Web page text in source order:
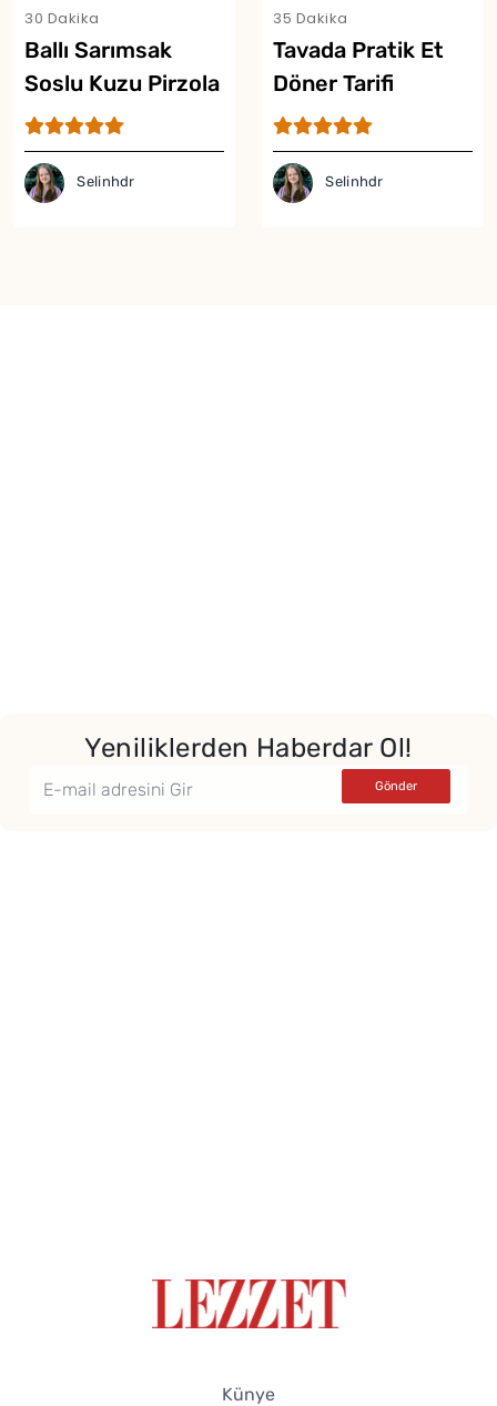
30 Dakika
Ballı Sarımsak
Soslu Kuzu Pirzola
Tarifi
Selinhdr
35 Dakika
Tavada Pratik Et
Döner Tarifi
Selinhdr
Yeniliklerden Haberdar Ol!
Künye